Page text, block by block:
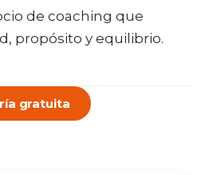
de coaching que
propósito y equilibrio.
gratuita